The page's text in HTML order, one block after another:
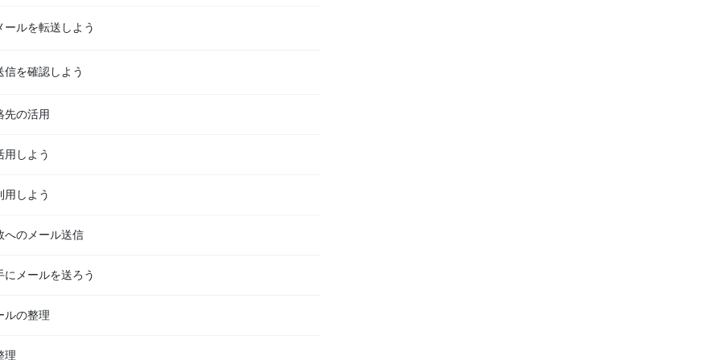
ールを転送しよう
信を確認しよう
の活用
用しよう
用しよう
のメール送信
にメールを送ろう
の整理
理